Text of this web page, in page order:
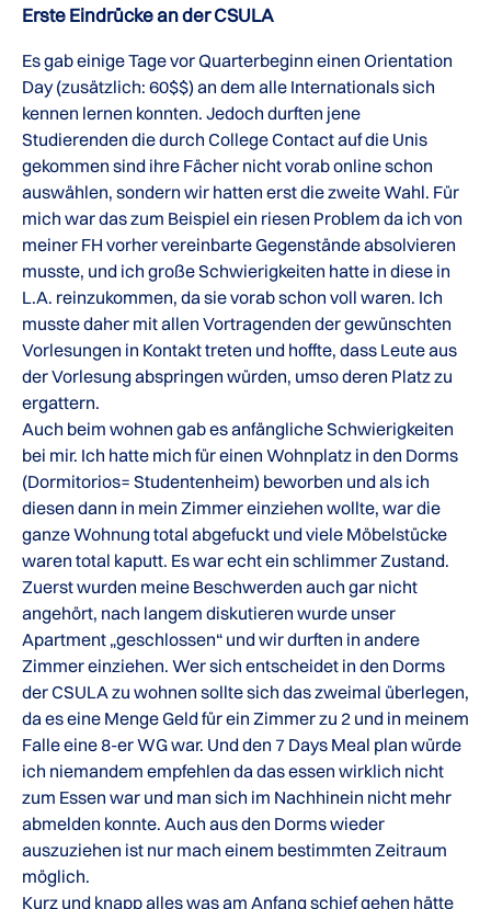
Erste Eindrücke an der CSULA
Es gab einige Tage vor Quarterbeginn einen Orientation
Day (zusätzlich: 60$$) an dem alle Internationals sich
kennen lernen konnten. Jedoch durften jene
Studierenden die durch College Contact auf die Unis
gekommen sind ihre Fächer nicht vorab online schon
auswählen, sondern wir hatten erst die zweite Wahl. Für
mich war das zum Beispiel ein riesen Problem da ich von
meiner FH vorher vereinbarte Gegenstände absolvieren
musste, und ich große Schwierigkeiten hatte in diese in
L.A. reinzukommen, da sie vorab schon voll waren. Ich
musste daher mit allen Vortragenden der gewünschten
Vorlesungen in Kontakt treten und hoffte, dass Leute aus
der Vorlesung abspringen würden, umso deren Platz zu
ergattern.
Auch beim wohnen gab es anfängliche Schwierigkeiten
bei mir. Ich hatte mich für einen Wohnplatz in den Dorms
(Dormitorios= Studentenheim) beworben und als ich
diesen dann in mein Zimmer einziehen wollte, war die
ganze Wohnung total abgefuckt und viele Möbelstücke
waren total kaputt. Es war echt ein schlimmer Zustand.
Zuerst wurden meine Beschwerden auch gar nicht
angehört, nach langem diskutieren wurde unser
Apartment „geschlossen“ und wir durften in andere
Zimmer einziehen. Wer sich entscheidet in den Dorms
der CSULA zu wohnen sollte sich das zweimal überlegen,
da es eine Menge Geld für ein Zimmer zu 2 und in meinem
Falle eine 8-er WG war. Und den 7 Days Meal plan würde
ich niemandem empfehlen da das essen wirklich nicht
zum Essen war und man sich im Nachhinein nicht mehr
abmelden konnte. Auch aus den Dorms wieder
auszuziehen ist nur mach einem bestimmten Zeitraum
möglich.
Kurz und knapp alles was am Anfang schief gehen hätte